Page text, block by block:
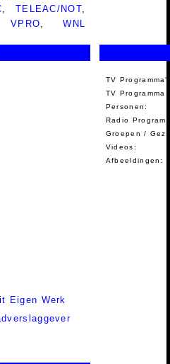
TELEAC/NOT
VPRO ,WNL
Eigen Werk
TV
TV Programma
Personen:
Radio
Groepen /
Videos:
Afbeeldingen: